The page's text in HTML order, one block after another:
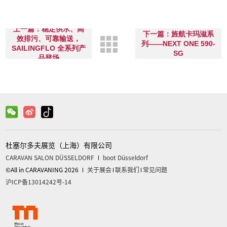
上一篇：稳定供水、高
效排污、可靠输送，
SAILINGFLO 全系列产
品登场
下一篇：旌航卡玛滋系
列——NEXT ONE 590-
SG
杜塞尔多夫展览（上海）有限公司
CARAVAN SALON DÜSSELDORF
boot Düsseldorf
©All in CARAVANING 2026
关于展会 联系我们
常见问题
沪ICP备13014242号-14